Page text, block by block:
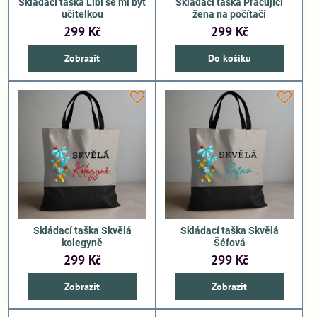
učitelkou
299 Kč
Zobrazit
žena na počítači
299 Kč
Do košíku
Skládací taška Skvělá
kolegyně
299 Kč
Zobrazit
Skládací taška Skvělá
Šéfová
299 Kč
Zobrazit